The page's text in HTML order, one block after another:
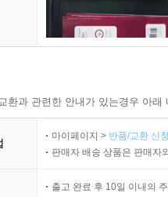
환과 관련한 안내가 있는경우 아
마이페이지 > 반품/교환 신
판매자 배송 상품은 판매자
출고 완료 후 10일 이내의